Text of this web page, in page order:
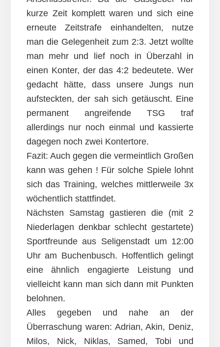
kurze Zeit komplett waren und sich eine
erneute Zeitstrafe einhandelten, nutze
man die Gelegenheit zum 2:3. Jetzt wollte
man mehr und lief noch in Überzahl in
einen Konter, der das 4:2 bedeutete. Wer
gedacht hätte, dass unsere Jungs nun
aufsteckten, der sah sich getäuscht. Eine
permanent angreifende TSG traf
allerdings nur noch einmal und kassierte
dagegen noch zwei Kontertore.
Fazit: Auch gegen die vermeintlich Großen
kann was gehen ! Für solche Spiele lohnt
sich das Training, welches mittlerweile 3x
wöchentlich stattfindet.
Nächsten Samstag gastieren die (mit 2
Niederlagen denkbar schlecht gestartete)
Sportfreunde aus Seligenstadt um 12:00
Uhr am Buchenbusch. Hoffentlich gelingt
eine ähnlich engagierte Leistung und
vielleicht kann man sich dann mit Punkten
belohnen.
Alles gegeben und nahe an der
Überraschung waren: Adrian, Akin, Deniz,
Milos, Nick, Niklas, Samed, Tobi und